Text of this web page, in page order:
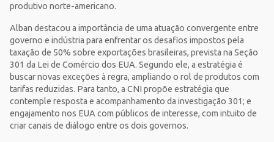
produtivo norte-americano.
Alban destacou a importância de uma atuação convergente entre
governo e indústria para enfrentar os desafios impostos pela
taxação de 50% sobre exportações brasileiras, prevista na Seção
301 da Lei de Comércio dos EUA. Segundo ele, a estratégia é
buscar novas exceções à regra, ampliando o rol de produtos com
tarifas reduzidas. Para tanto, a CNI propõe estratégia que
contemple resposta e acompanhamento da investigação 301; e
engajamento nos EUA com públicos de interesse, com intuito de
criar canais de diálogo entre os dois governos.